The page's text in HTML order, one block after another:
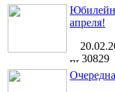
апреля!
30829